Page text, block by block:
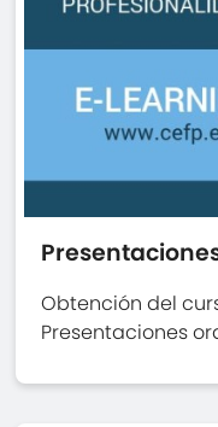
Obtención del
Presentaciones